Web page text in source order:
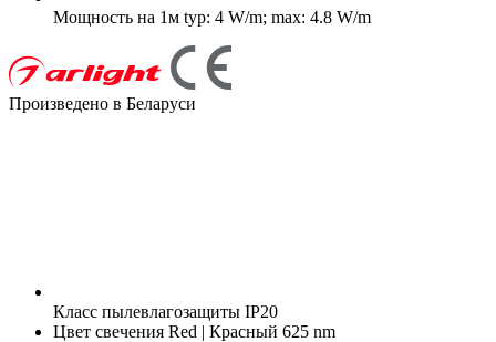
Мощность на 1м typ: 4 W/m; max: 4.8 W/m
Произведено в Беларуси
Класс пылевлагозащиты IP20
Цвет свечения Red | Красный 625 nm